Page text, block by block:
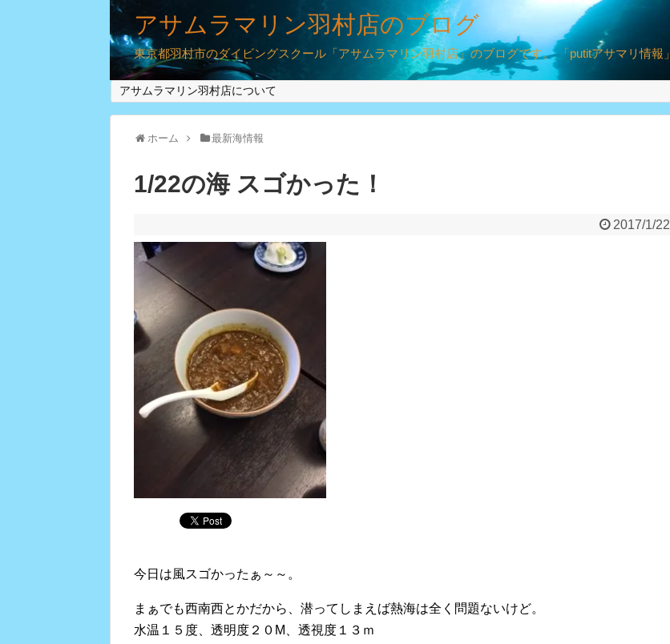
アサムラマリン羽村店のブログ
東京都羽村市のダイビングスクール「アサムラマリン羽村店」のブログです。 「putitアサマリ情報」
アサムラマリン羽村店について
ホーム 最新海情報
1/22の海 スゴかった！
2017/1/22
今日は風スゴかったぁ～～。
まぁでも西南西とかだから、潜ってしまえば熱海は全く問題ないけど。
水温１５度、透明度２０M、透視度１３ｍ